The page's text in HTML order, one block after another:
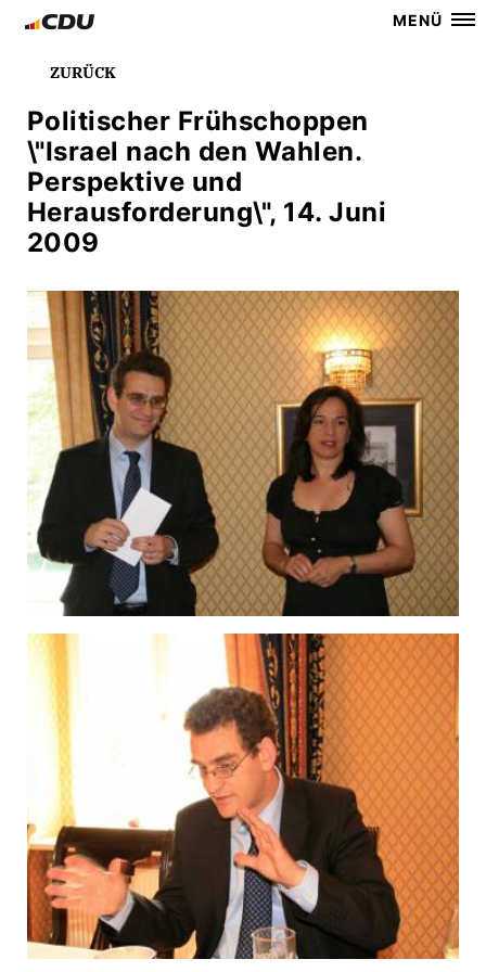
MENÜ
ZURÜCK
Politischer Frühschoppen
\"Israel nach den Wahlen.
Perspektive und
Herausforderung\", 14. Juni
2009